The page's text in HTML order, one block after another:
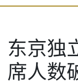
东京独
席人数